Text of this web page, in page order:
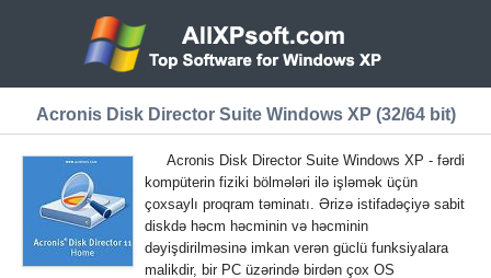
Acronis Disk Director Suite Windows XP (32/64 bit)
Acronis Disk Director Suite Windows XP - fərdi
kompüterin fiziki bölmələri ilə işləmək üçün
çoxsaylı proqram təminatı. Ərizə istifadəçiyə sabit
diskdə həcm həcminin və həcminin
dəyişdirilməsinə imkan verən güclü funksiyalara
malikdir, bir PC üzərində birdən çox OS